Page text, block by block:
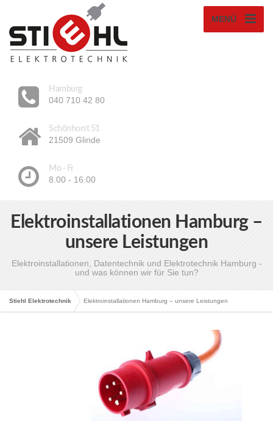
MENÜ
Hamburg
040 710 42 80
Schönhorst 51
21509 Glinde
Mo - Fr
8.00 - 16.00
Elektroinstallationen Hamburg –
unsere Leistungen
Elektroinstallationen, Datentechnik und Elektrotechnik Hamburg -
und was können wir für Sie tun?
Stiehl Elektrotechnik Elektroinstallationen Hamburg – unsere Leistungen